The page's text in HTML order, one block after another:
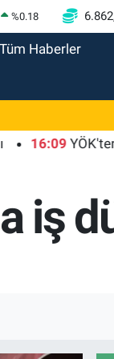
%0.18
Tüm Haberler
YÖK'ten
iş